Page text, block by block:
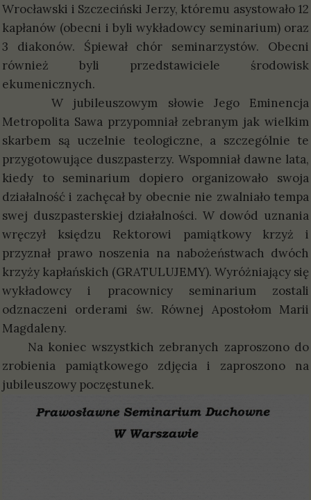
Wrocławski i Szczeciński Jerzy, któremu asystowało 12
kapłanów (obecni i byli wykładowcy seminarium) oraz
3 diakonów. Śpiewał chór seminarzystów. Obecni
również byli przedstawiciele środowisk
ekumenicznych.
W jubileuszowym słowie Jego Eminencja
Metropolita Sawa przypomniał zebranym jak wielkim
skarbem są uczelnie teologiczne, a szczególnie te
przygotowujące duszpasterzy. Wspomniał dawne lata,
kiedy to seminarium dopiero organizowało swoja
działalność i zachęcał by obecnie nie zwalniało tempa
swej duszpasterskiej działalności. W dowód uznania
wręczył księdzu Rektorowi pamiątkowy krzyż i
przyznał prawo noszenia na nabożeństwach dwóch
krzyży kapłańskich (GRATULUJEMY). Wyróżniający się
wykładowcy i pracownicy seminarium zostali
odznaczeni orderami św. Równej Apostołom Marii
Magdaleny.
Na koniec wszystkich zebranych zaproszono do
zrobienia pamiątkowego zdjęcia i zaproszono na
jubileuszowy poczęstunek.